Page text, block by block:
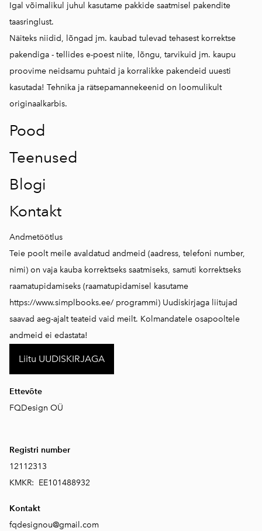
Igal võimalikul juhul kasutame pakkide saatmisel pakendite
taasringlust.
Näiteks niidid, lõngad jm. kaubad tulevad tehasest korrektse
pakendiga - tellides e-poest niite, lõngu, tarvikuid jm. kaupu
proovime neidsamu puhtaid ja korralikke pakendeid uuesti
kasutada! Tehnika ja rätsepamannekeenid on loomulikult
originaalkarbis.
Pood
Teenused
Blogi
Kontakt
Andmetöötlus
Teie poolt meile avaldatud andmeid (aadress, telefoni number,
nimi) on vaja kauba korrektseks saatmiseks, samuti korrektseks
raamatupidamiseks (raamatupidamisel kasutame
https://www.simplbooks.ee/ programmi) Uudiskirjaga liitujad
saavad aeg-ajalt teateid vaid meilt. Kolmandatele osapooltele
andmeid ei edastata!
Liitu UUDISKIRJAGA
Ettevõte
FQDesign OÜ
Registri number
12112313
KMKR: EE101488932
Kontakt
fqdesignou@gmail.com